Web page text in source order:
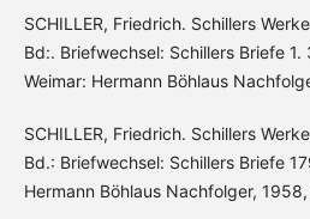
SCHILLER, Friedrich. Schillers
Bd:. Briefwechsel: Schillers Briefe 1.
Weimar: Hermann Böhlaus
SCHILLER, Friedrich. Schillers
Bd.: Briefwechsel: Schillers Briefe
Hermann Böhlaus Nachfolger,